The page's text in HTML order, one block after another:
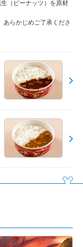
（ピーナッツ）を原材
あらかじめご了承くださ